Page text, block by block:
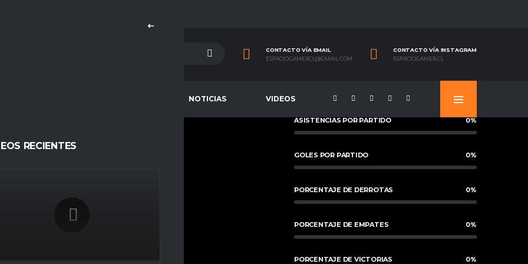
CONTACTO VÍA EMAIL
ESPACIOGAMERCL@GMAIL.COM
CONTACTO VÍA INSTAGRAM
ESPACIOGAMER.CL
NOTICIAS VIDEOS
RECIENTES
ELLEONNNARDO
Temporada 23
ASISTENCIAS POR PARTIDO 0%
GOLES POR PARTIDO 0%
PORCENTAJE DE DERROTAS 0%
PORCENTAJE DE EMPATES 0%
PORCENTAJE DE VICTORIAS 0%